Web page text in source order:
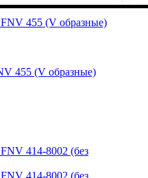
455 (V образные)